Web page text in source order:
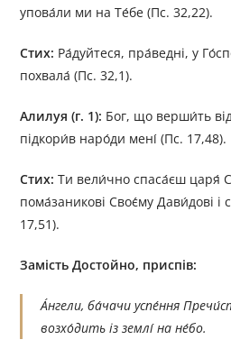
упова́ли ми на Те́бе (Пс. 32,22).
Стих: Ра́дуйтеся, пра́ведні, у
похвала́ (Пс. 32,1).
Алилуя (г. 1): Бог, що верши́ть
підкори́в наро́ди мені́ (Пс. 17,48).
Стих: Ти вели́чно спаса́єш царя́
пома́заникові Своє́му Дави́дові і
17,51).
Замість Достойно, приспів:
А́нгели, ба́чачи успе́ння
возхо́дить із землі́ на не́бо.